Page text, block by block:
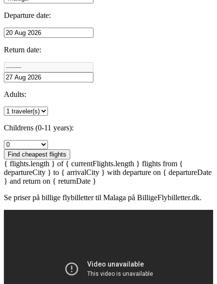
Departure date:
Return date:
Adults:
Childrens (0-11 years):
Find cheapest flights
{ flights.length } of { currentFlights.length } flights from {
departureCity } to { arrivalCity } with departure on { departureDate
} and return on { returnDate }
Se priser på billige flybilletter til Malaga på BilligeFlybilletter.dk.